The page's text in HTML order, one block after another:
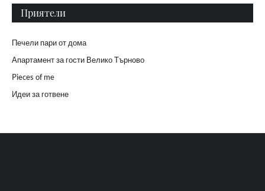
Приятели
Печели пари от дома
Апартамент за гости Велико Търново
Pieces of me
Идеи за готвене